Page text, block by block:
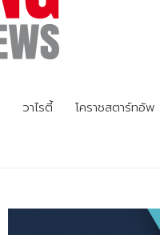
วาไรตี้ โคราชสตาร์ทอัพ